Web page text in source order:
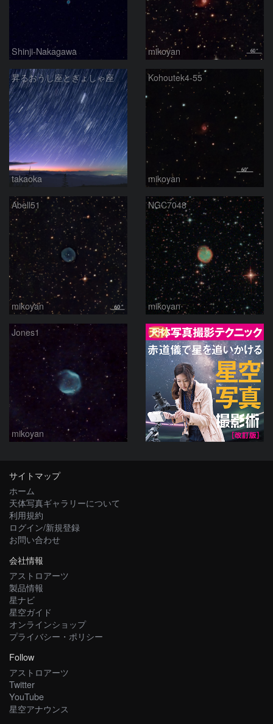
Shinji-Nakagawa mikoyan
昇るおうし座とぎょしゃ座
takaoka
Kohoutek4-55
mikoyan
Abell51
mikoyan
NGC7048
mikoyan
Jones1
mikoyan
PR
サイトマップ
ホーム
天体写真ギャラリーについて
利用規約
ログイン/新規登録
お問い合わせ
会社情報
アストロアーツ
製品情報
星ナビ
星空ガイド
オンラインショップ
プライバシー・ポリシー
Follow
アストロアーツ
Twitter
YouTube
星空アナウンス